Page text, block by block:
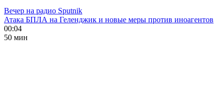
Вечер на радио Sputnik
Атака БПЛА на Геленджик и новые меры против иноагентов
00:04
50 мин